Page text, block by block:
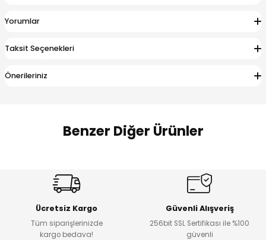
Yorumlar
Taksit Seçenekleri
Önerileriniz
Benzer Diğer Ürünler
Dantelya Kız Çocuk Tişört
Puba Unisex Kot 3’lü Takım
Ücretsiz Kargo
Tüm siparişlerinizde
kargo bedava!
Güvenli Alışveriş
256bit SSL Sertifikası ile %100
güvenli